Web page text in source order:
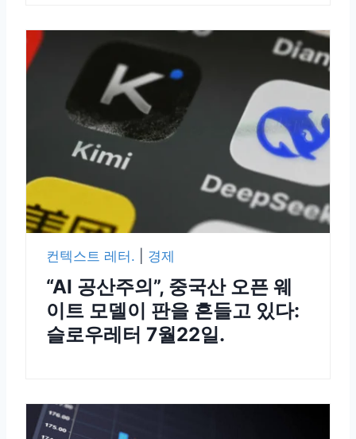
컨텍스트 레터. 경제
“AI 공산주의”, 중국산 오픈 웨
이트 모델이 판을 흔들고 있다:
슬로우레터 7월22일.